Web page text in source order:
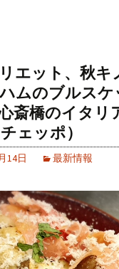
エット、秋キ
ハムのブル
斎橋のイタリ
ェッポ）
14日 最新情報